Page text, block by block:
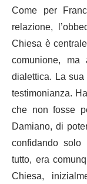
Come per
relazione,
Chiesa è
comunione,
dialettica. La
testimonianza.
che non fosse
Damiano, di
confidando
tutto, era
Chiesa,